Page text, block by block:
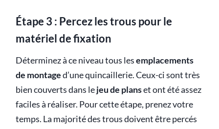
Étape 3 : Percez les trous pour le
matériel de fixation
Déterminez à ce niveau tous lesemplacements
de montaged’une quincaillerie. Ceux-ci sont très
bien couverts dans lejeu de planset ont été assez
faciles à réaliser. Pour cette étape, prenez votre
temps. La majorité des trous doivent être percés